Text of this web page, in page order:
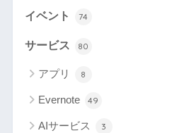
イベント 74
サービス 80
アプリ 8
Evernote 49
AIサービス 3